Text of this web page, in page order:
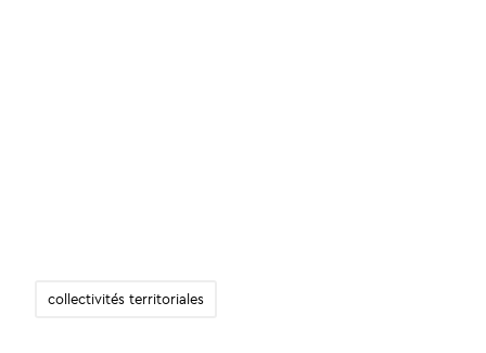
collectivités territoriales